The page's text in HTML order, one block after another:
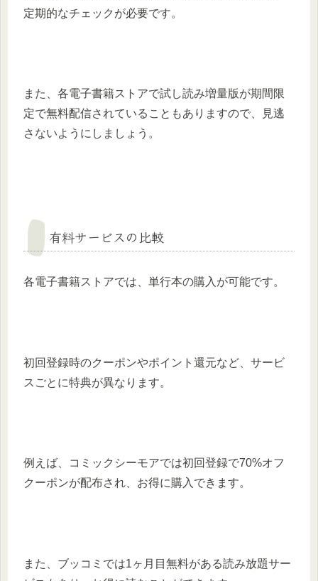
定期的なチェックが必要です。
また、各電子書籍ストアで試し読み増量版が期間限
定で無料配信されていることもありますので、見逃
さないようにしましょう。
有料サービスの比較
各電子書籍ストアでは、単行本の購入が可能です。
初回登録時のクーポンやポイント還元など、サービ
スごとに特典が異なります。
例えば、コミックシーモアでは初回登録で70%オフ
クーポンが配布され、お得に購入できます。
また、ブッコミでは1ヶ月目無料がある読み放題サー